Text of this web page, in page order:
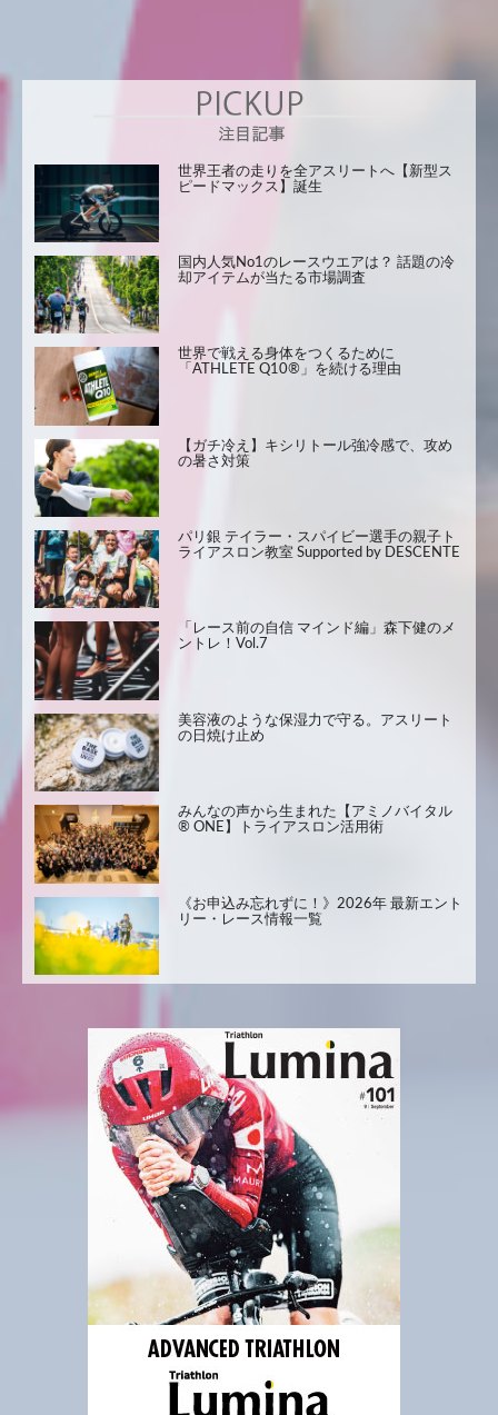
世界王者の走りを全アスリートへ【新型ス
ピードマックス】誕生
国内人気No1のレースウエアは？ 話題の冷
却アイテムが当たる市場調査
世界で戦える身体をつくるために
「ATHLETE Q10®」を続ける理由
【ガチ冷え】キシリトール強冷感で、攻め
の暑さ対策
パリ銀 テイラー・スパイビー選手の親子ト
ライアスロン教室 Supported by DESCENTE
「レース前の自信 マインド編」森下健のメ
ントレ！Vol.7
美容液のような保湿力で守る。アスリート
の日焼け止め
みんなの声から生まれた【アミノバイタル
® ONE】トライアスロン活用術
《お申込み忘れずに！》2026年 最新エント
リー・レース情報一覧